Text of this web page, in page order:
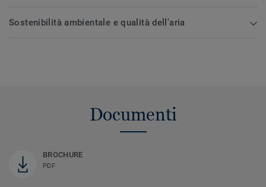
Sostenibilità ambientale e qualità dell'aria
Documenti
BROCHURE
PDF